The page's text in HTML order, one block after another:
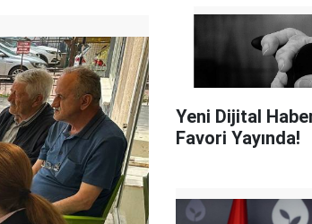
Yeni Dijital
Favori Yayında!